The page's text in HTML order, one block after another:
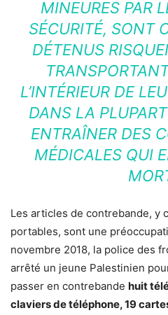
MINEURES PAR
SÉCURITÉ, SONT
DÉTENUS
L’INTÉRIEUR DE
DANS LA
ENTRAÎNER DES
MÉDICALES QUI
Les articles de contrebande, y
portables, sont une
novembre 2018, la police des
arrêté un jeune Palestinien
passer en contrebande huit
claviers de téléphone, 19